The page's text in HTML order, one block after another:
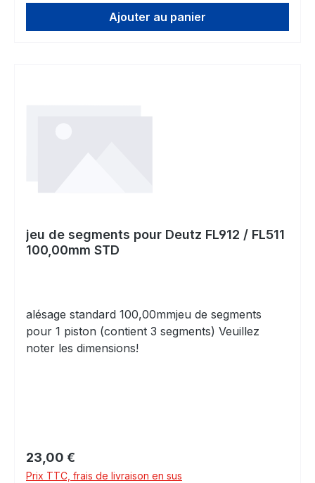
Ajouter au panier
jeu de segments pour Deutz FL912 / FL511
100,00mm STD
alésage standard 100,00mmjeu de segments
pour 1 piston (contient 3 segments) Veuillez
noter les dimensions!
Prix régulier :
23,00 €
Prix TTC, frais de livraison en sus